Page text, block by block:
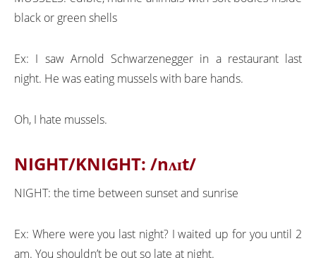
black or green shells
Ex: I saw Arnold Schwarzenegger in a restaurant last
night. He was eating mussels with bare hands.
Oh, I hate mussels.
NIGHT/KNIGHT: /nʌɪt/
NIGHT: the time between sunset and sunrise
Ex: Where were you last night? I waited up for you until 2
am. You shouldn’t be out so late at night.